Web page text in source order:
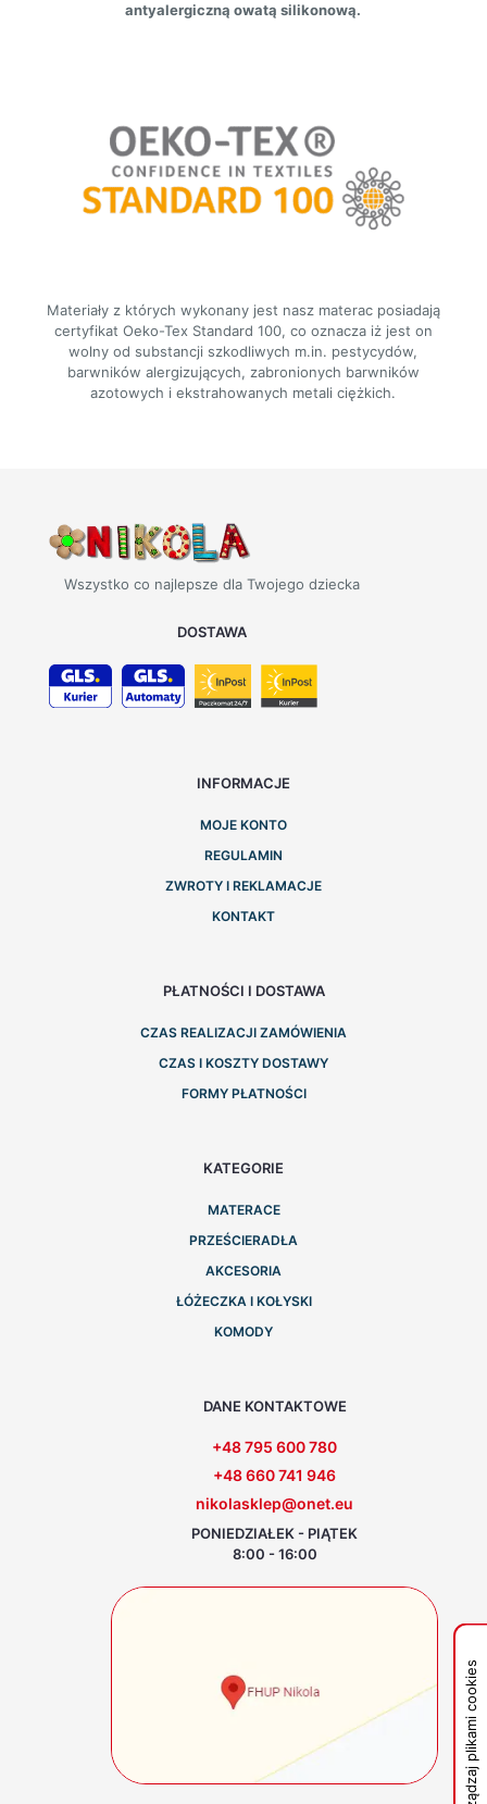
antyalergiczną owatą silikonową.
Materiały z których wykonany jest nasz materac posiadają
certyfikat Oeko-Tex Standard 100, co oznacza iż jest on
wolny od substancji szkodliwych m.in. pestycydów,
barwników alergizujących, zabronionych barwników
azotowych i ekstrahowanych metali ciężkich.
Wszystko co najlepsze dla Twojego dziecka
DOSTAWA
INFORMACJE
MOJE KONTO
REGULAMIN
ZWROTY I REKLAMACJE
KONTAKT
PŁATNOŚCI I DOSTAWA
CZAS REALIZACJI ZAMÓWIENIA
CZAS I KOSZTY DOSTAWY
FORMY PŁATNOŚCI
KATEGORIE
MATERACE
PRZEŚCIERADŁA
AKCESORIA
ŁÓŻECZKA I KOŁYSKI
KOMODY
DANE KONTAKTOWE
+48 795 600 780
+48 660 741 946
nikolasklep@onet.eu
PONIEDZIAŁEK - PIĄTEK
8:00 - 16:00
Zarządzaj plikami cookies